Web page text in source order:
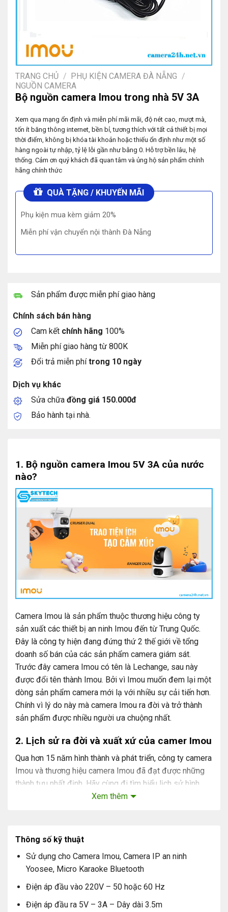
TRANG CHỦ / PHỤ KIỆN CAMERA ĐÀ NẴNG /
NGUỒN CAMERA
Bộ nguồn camera Imou trong nhà 5V 3A
Xem qua mạng ổn định và miễn phí mãi mãi, độ nét cao, mượt mà,
tốn ít băng thông internet, bền bỉ, tương thích với tất cả thiết bị mọi
thời điểm, không bị khóa tài khoản hoặc thiếu ổn định như một số
hàng ngoài tự nhập, tỷ lệ lỗi gần như bằng 0. Hỗ trợ bền lâu, hệ
thống. Cảm ơn quý khách đã quan tâm và ủng hộ sản phẩm chính
hãng chính thức
QUÀ TẶNG / KHUYẾN MÃI
Phụ kiện mua kèm giảm 20%
Miễn phí vận chuyển nội thành Đà Nẵng
Sản phẩm được miễn phí giao hàng
Chính sách bán hàng
Cam kết chính hãng 100%
Miễn phí giao hàng từ 800K
Đổi trả miễn phítrong 10 ngày
Dịch vụ khác
Sửa chữa đồng giá 150.000đ
Bảo hành tại nhà.
1. Bộ nguồn camera Imou 5V 3A của nước
nào?
Camera Imou là sản phẩm thuộc thương hiệu công ty
sản xuất các thiết bị an ninh Imou đến từ Trung Quốc.
Đây là công ty hiện đang đứng thứ 2 thế giới về tổng
doanh số bán của các sản phẩm camera giám sát.
Trước đây camera Imou có tên là Lechange, sau này
được đổi tên thành Imou. Bởi vì Imou muốn đem lại một
dòng sản phẩm camera mới lạ với nhiều sự cải tiến hơn.
Chính vì lý do này mà camera Imou ra đời và trở thành
sản phẩm được nhiều người ưa chuộng nhất.
2. Lịch sử ra đời và xuất xứ của camer Imou
Qua hơn 15 năm hình thành và phát triển, công ty camera
Imou và thương hiệu camera Imou đã đạt được những
thành tựu nhất định. Hãy cùng đi tìm hiểu lịch sử hình
thành và những điều thú vị xoay quanh camera Imou để
Imou bảo vệ toàn diện ngôi nhà và những người thân
yêu. Imou không ngừng nâng cấp chất lượng sản phẩm
nhằm đem đến trải nghiệm tốt nhất cho người dùng.
Tầm nhìn
Xem thêm
Thông số kỹ thuật
Sử dụng cho Camera Imou, Camera IP an ninh
Yoosee, Micro Karaoke Bluetooth
Điện áp đầu vào 220V – 50 hoặc 60 Hz
Điện áp đầu ra 5V – 3A – Dây dài 3.5m